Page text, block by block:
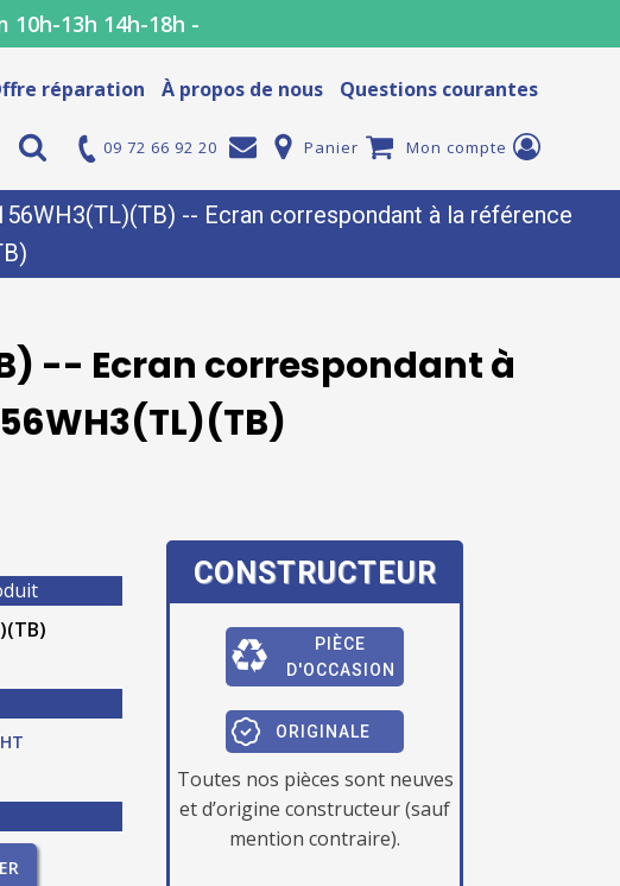
10h-13h 14h-18h -
réparation À propos de nous Questions courantes
09 72 66 92 20 Panier Mon compte
-- Ecran correspondant à la référence
-- Ecran correspondant à
CONSTRUCTEUR
PIÈCE
D'OCCASION
ORIGINALE
Toutes nos pièces sont neuves
et d’origine constructeur (sauf
mention contraire).